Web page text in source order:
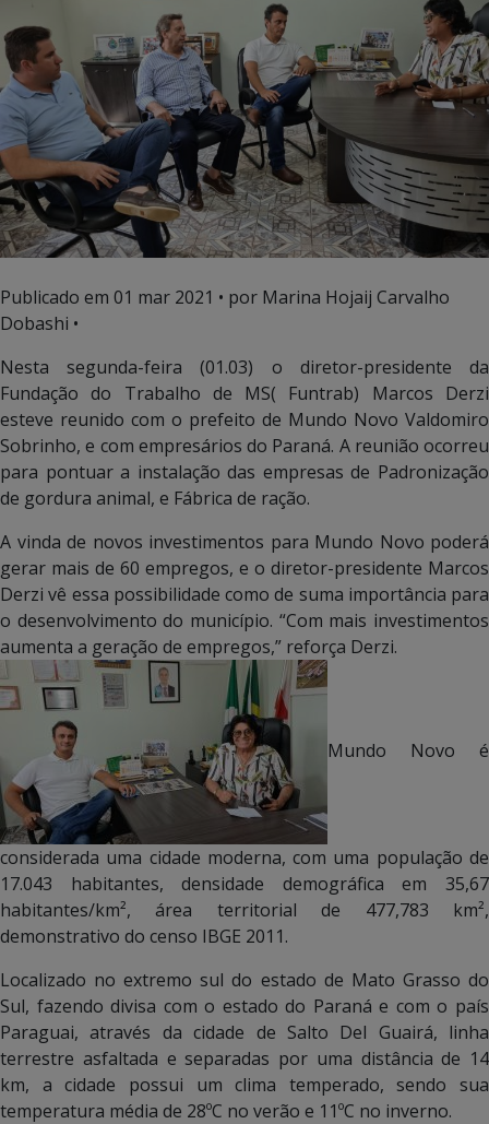
Publicado em 01 mar 2021 • por Marina Hojaij Carvalho
Dobashi •
Nesta segunda-feira (01.03) o diretor-presidente da
Fundação do Trabalho de MS( Funtrab) Marcos Derzi
esteve reunido com o prefeito de Mundo Novo Valdomiro
Sobrinho, e com empresários do Paraná. A reunião ocorreu
para pontuar a instalação das empresas de Padronização
de gordura animal, e Fábrica de ração.
A vinda de novos investimentos para Mundo Novo poderá
gerar mais de 60 empregos, e o diretor-presidente Marcos
Derzi vê essa possibilidade como de suma importância para
o desenvolvimento do município. “Com mais investimentos
aumenta a geração de empregos,” reforça Derzi.
Mundo Novo é
considerada uma cidade moderna, com uma população de
17.043 habitantes, densidade demográfica em 35,67
habitantes/km², área territorial de 477,783 km²,
demonstrativo do censo IBGE 2011.
Localizado no extremo sul do estado de Mato Grasso do
Sul, fazendo divisa com o estado do Paraná e com o país
Paraguai, através da cidade de Salto Del Guairá, linha
terrestre asfaltada e separadas por uma distância de 14
km, a cidade possui um clima temperado, sendo sua
temperatura média de 28ºC no verão e 11ºC no inverno.